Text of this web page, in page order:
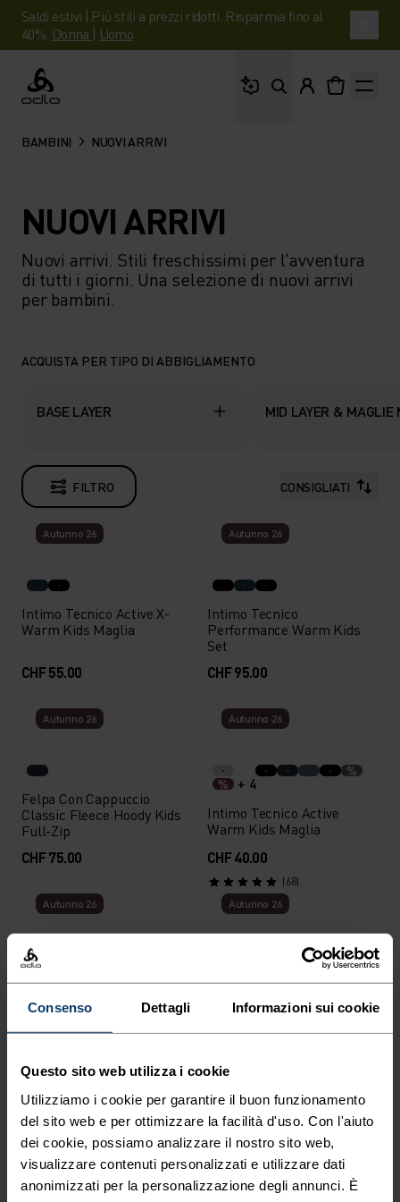
Consenso Dettagli Informazioni sui cookie
Questo sito web utilizza i cookie
Utilizziamo i cookie per garantire il buon funzionamento
del sito web e per ottimizzare la facilità d'uso. Con l'aiuto
dei cookie, possiamo analizzare il nostro sito web,
visualizzare contenuti personalizzati e utilizzare dati
anonimizzati per la personalizzazione degli annunci. È
Saldi estivi | Più stili a prezzi ridotti. Risparmia fino al
40%. Donna | Uomo
Odlo
BAMBINI NUOVI ARRIVI
NUOVI ARRIVI
Nuovi arrivi. Stili freschissimi per l'avventura
di tutti i giorni. Una selezione di nuovi arrivi
per bambini.
ACQUISTA PER TIPO DI ABBIGLIAMENTO
BASE LAYER MID LAYER & MAGLIE
FILTRO CONSIGLIATI
Autunno 26
Intimo Tecnico Active X-
Warm Kids Maglia
CHF 55.00
Autunno 26
Intimo Tecnico
Performance Warm Kids
Set
CHF 95.00
Autunno 26
Felpa Con Cappuccio
Classic Fleece Hoody Kids
Full-Zip
CHF 75.00
Autunno 26
%
%
+ 4
Intimo Tecnico Active
Warm Kids Maglia
CHF 40.00
(68)
Autunno 26
%
Warm Kids Pantaloni
Autunno 26
Intimo Tecnico Active
Warm Graphic Kids Maglia
%
%
Mid Layer Half-Zip Classic
Fleece Kids
% %
%
Intimo Tecnico Active
Warm Set Set